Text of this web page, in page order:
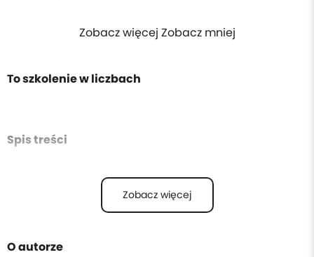
Zobacz więcej Zobacz mniej
To szkolenie w liczbach
Spis treści
Zobacz więcej
O autorze